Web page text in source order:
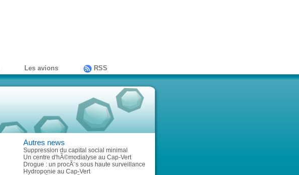
Les avions RSS
Autres news
Suppression du capital social minimal
Un centre d'hÃ©modialyse au Cap-Vert
Drogue : un procÃ¨s sous haute surveillance
Hydroponie au Cap-Vert